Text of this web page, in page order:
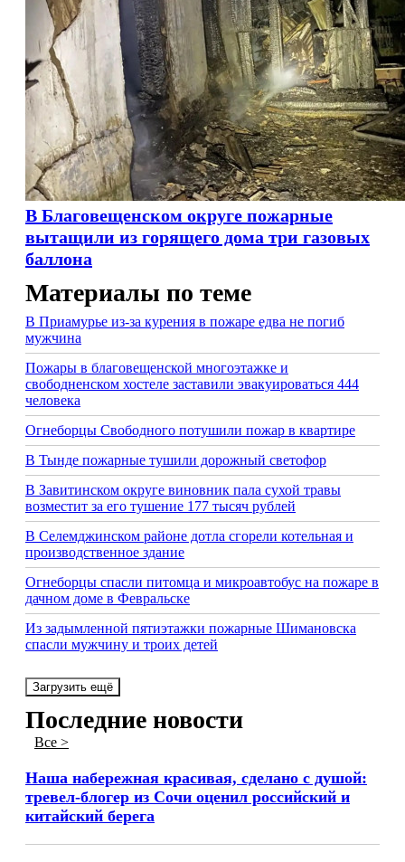
В Благовещенском округе пожарные
вытащили из горящего дома три газовых
баллона
Материалы по теме
В Приамурье из-за курения в пожаре едва не погиб
мужчина
Пожары в благовещенской многоэтажке и
свободненском хостеле заставили эвакуироваться 444
человека
Огнеборцы Свободного потушили пожар в квартире
В Тынде пожарные тушили дорожный светофор
В Завитинском округе виновник пала сухой травы
возместит за его тушение 177 тысяч рублей
В Селемджинском районе дотла сгорели котельная и
производственное здание
Огнеборцы спасли питомца и микроавтобус на пожаре в
дачном доме в Февральске
Из задымленной пятиэтажки пожарные Шимановска
спасли мужчину и троих детей
Загрузить ещё
Последние новости
Все >
Наша набережная красивая, сделано с душой:
тревел-блогер из Сочи оценил российский и
китайский берега